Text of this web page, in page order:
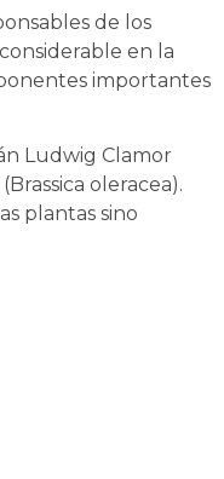
de los
en la
importantes
Ludwig Clamor
oleracea).
plantas sino